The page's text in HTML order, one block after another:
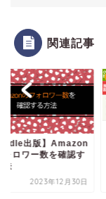
関連記事
出版】Amazon
ォロワー数を確認す
法
2023年12月30日